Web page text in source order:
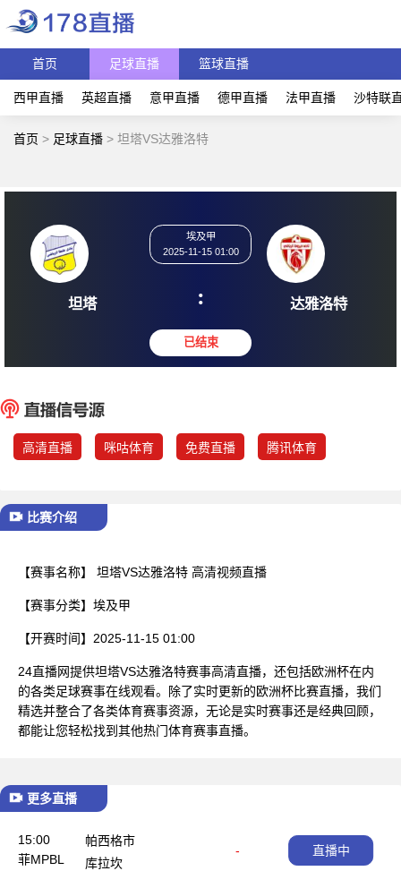
首页 足球直播 篮球直播
西甲直播 英超直播 意甲直播 德甲直播 法甲直播 沙特联
首页 > 足球直播 > 坦塔VS达雅洛特
坦塔
2025-11-15 01:00
: 达雅
高清直播 咪咕体育 免费直播 腾讯体育
比赛介绍
【赛事名称】 坦塔VS达雅洛特 高清视频直播
【赛事分类】 埃及甲
【开赛时间】 2025-11-15 01:00
24直播网提供坦塔VS达雅洛特赛事高清直播，还包括欧洲杯在内
的各类足球赛事在线观看。除了实时更新的欧洲杯比赛直播，我们
精选并整合了各类体育赛事资源，无论是实时赛事还是经典回顾，
都能让您轻松找到其他热门体育赛事直播。
更多直播
15:00
菲MPBL
帕西格市
-
库拉坎
直播中